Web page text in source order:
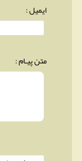
ایمیل :
متن پیـام :